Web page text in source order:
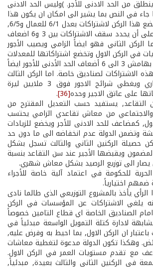
من الحد الادنى للأجر. )وليس الحد الادنى
جاء في النص بما يشير الى امكان ان يكون هذا
الحد الادنى اقل(. ويخضع هذا الركن لاشتراكات بعدل 6/1 للعمال و6/5,
مثلاً, لأصحاب العمل على أن يحدد سقف الاشتراكات بين 3 و6 اضعاف
الركن الثاني فهو ايضاً الزامي ويصيب الأجور
في الركن الاول وتخضع اشتراكاتها للمعدلات
اياها في الركن الاول بهامش 3 الى 6 أضعاف الحد الأدنى للأجور ايضاً
الاشتراكات لصناديق خاصة. اما الركن الثالث
فهو ذو طابع اختياري ويغطي شرائح الاجور فوق 3 ملايين ليرة
على عاتق الاجير وحده[36]
.
التقاعد, يستفيد ­حسب التعديل المقترح من
من معاش تقاعدي الزامي يحتسب
كمضاعف للحد الادنى للأجر ويخضع للزيادات
وتضمن الدولة عدم انخفاضه الى ما دون حد
حصيلة الركنين الثاني والثالث تسجل بشكل
ويقبضها الأجير عند سن التقاعد بنسبة
الى توزيع الرصيد بشكل معاش شهري.
للحكومة في اعتماد آلية خاصة للأجراء
الرأي يأخذ بالمشروع التوزيعي الذي طالما نادى
يلغي الاشتراكات عن المؤسسات في الركن
امام الصناديق الخاصة اي قطاع التامين خصوصاً
لادارة كتلة التمويل الواسعة مبدئياً في
باعتبار ان الركن الاول, بما احيط به وفرض عليه,
وهكذا تكون الدولة مدعوة لتغطية معاشات
مع تقدم مستويات العمر في الركن الاول.
في الركنين الثاني والثالث بعيدة, مبدئياً,